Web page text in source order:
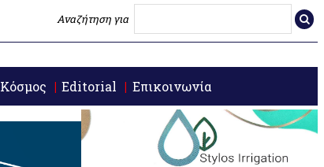
Αναζήτηση για
Κόσμος Editorial Επικοινωνία